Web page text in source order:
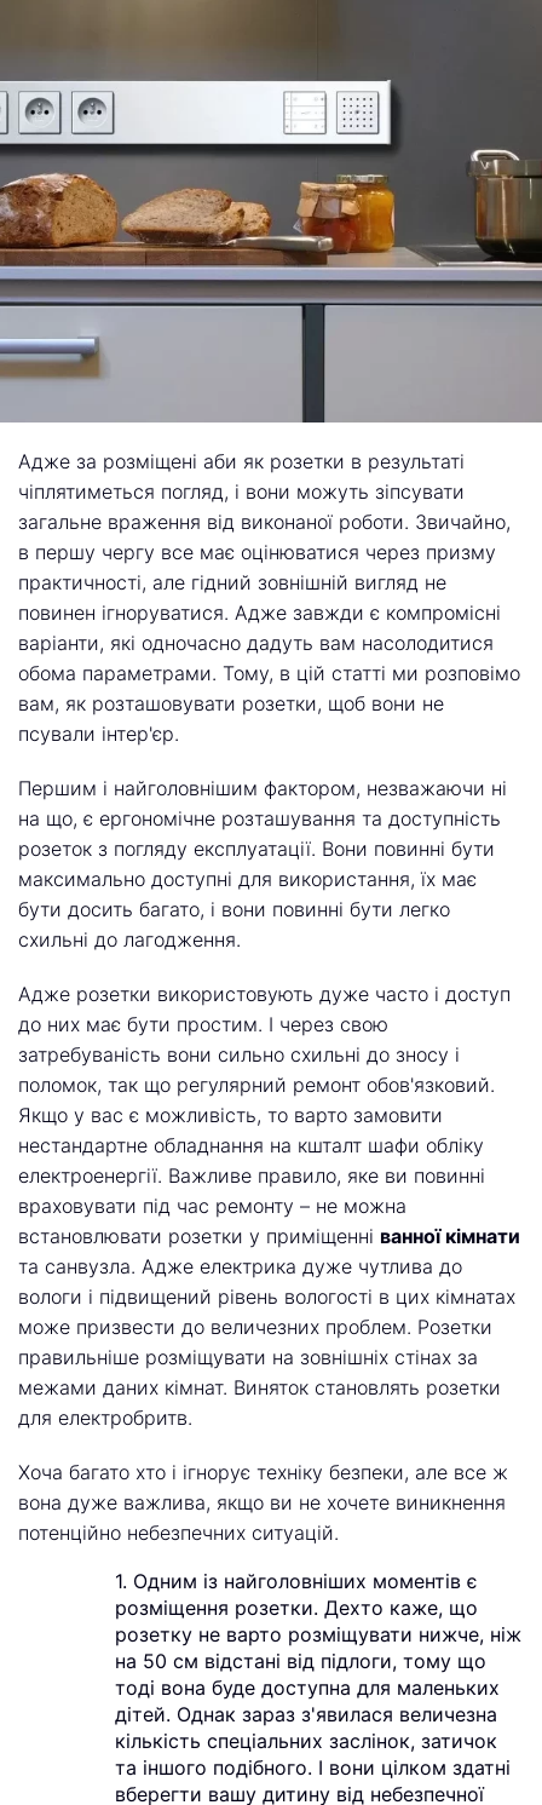
Адже за розміщені аби як розетки в результаті
чіплятиметься погляд, і вони можуть зіпсувати
загальне враження від виконаної роботи. Звичайно,
в першу чергу все має оцінюватися через призму
практичності, але гідний зовнішній вигляд не
повинен ігноруватися. Адже завжди є компромісні
варіанти, які одночасно дадуть вам насолодитися
обома параметрами. Тому, в цій статті ми розповімо
вам, як розташовувати розетки, щоб вони не
псували інтер'єр.
Першим і найголовнішим фактором, незважаючи ні
на що, є ергономічне розташування та доступність
розеток з погляду експлуатації. Вони повинні бути
максимально доступні для використання, їх має
бути досить багато, і вони повинні бути легко
схильні до лагодження.
Адже розетки використовують дуже часто і доступ
до них має бути простим. І через свою
затребуваність вони сильно схильні до зносу і
поломок, так що регулярний ремонт обов'язковий.
Якщо у вас є можливість, то варто замовити
нестандартне обладнання на кшталт шафи обліку
електроенергії. Важливе правило, яке ви повинні
враховувати під час ремонту – не можна
встановлювати розетки у приміщенні ванної кімнати
та санвузла. Адже електрика дуже чутлива до
вологи і підвищений рівень вологості в цих кімнатах
може призвести до величезних проблем. Розетки
правильніше розміщувати на зовнішніх стінах за
межами даних кімнат. Виняток становлять розетки
для електробритв.
Хоча багато хто і ігнорує техніку безпеки, але все ж
вона дуже важлива, якщо ви не хочете виникнення
потенційно небезпечних ситуацій.
1. Одним із найголовніших моментів є
розміщення розетки. Дехто каже, що
розетку не варто розміщувати нижче, ніж
на 50 см відстані від підлоги, тому що
тоді вона буде доступна для маленьких
дітей. Однак зараз з'явилася величезна
кількість спеціальних заслінок, затичок
та іншого подібного. І вони цілком здатні
вберегти вашу дитину від небезпечної